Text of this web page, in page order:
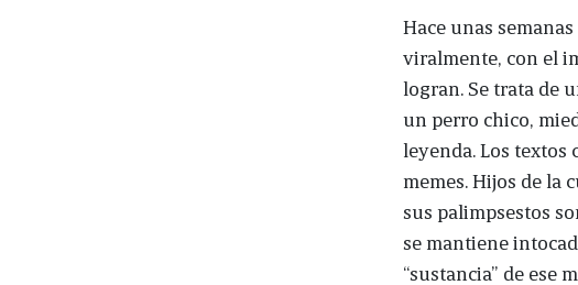
Hace unas
viralmente, con el
logran. Se trata de
un perro chico,
leyenda. Los textos
memes. Hijos de la
sus palimpsestos
se mantiene
“sustancia” de ese